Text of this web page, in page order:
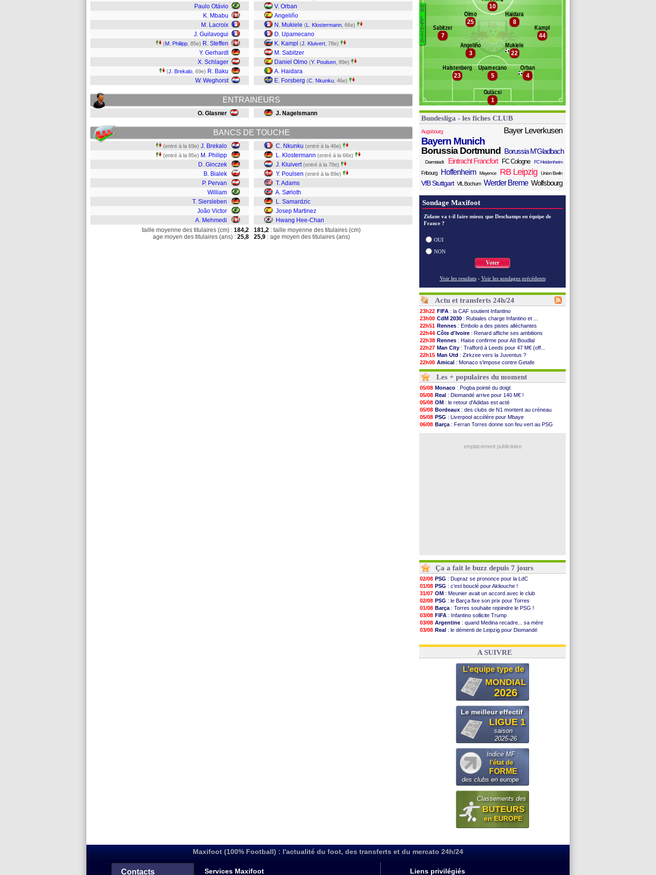
Paulo Otávio
K. Mbabu
M. Lacroix
J. Guilavogui
(M. Philipp , 85e) R. Steffen
Y. Gerhardt
X. Schlager
(J. Brekalo , 69e) R. Baku
W. Weghorst
V. Orban
Angeliño
N. Mukiele (L. Klostermann , 66e)
D. Upamecano
K. Kampl (J. Kluivert , 78e)
M. Sabitzer
Daniel Olmo (Y. Poulsen , 89e)
A. Haidara
E. Forsberg (C. Nkunku , 46e)
ENTRAINEURS
O. Glasner J. Nagelsmann
BANCS DE TOUCHE
(entré à la 69e) J. Brekalo
(entré à la 85e) M. Philipp
D. Ginczek
B. Bialek
P. Pervan
William
T. Siersleben
João Victor
A. Mehmedi
C. Nkunku (entré à la 46e)
L. Klostermann (entré à la 66e)
J. Kluivert (entré à la 78e)
Y. Poulsen (entré à la 89e)
T. Adams
A. Sørloth
L. Samardzic
Josep Martinez
Hwang Hee-Chan
taille moyenne des titulaires (cm) : 184,2
age moyen des titulaires (ans) : 25,8
181,2 : taille moyenne des titulaires (cm)
25,9 : age moyen des titulaires (ans)
Bialek
Brekalo
Banc des remplaçantsRB Leipzig
Josep Martinez
Samardzic
Adams
Poulsen
R
B
L
E
I
P
Z
I
G
1
Gulácsi
4
Orban
5
Upamecano
23
Halstenberg
22
Mukiele
3
Angeliño
44
Kampl
7
Sabitzer
8
Haidara
25
Olmo
10
Bundesliga - les fiches CLUB
Augsbourg Bayer Leverkusen
Bayern Munich
Borussia Dortmund Borussia M'Gladbach
Darmstadt Eintracht Francfort FC Cologne FC Heidenheim
Fribourg Hoffenheim Mayence RB Leipzig Union Berlin
VfB Stuttgart VfL Bochum Werder Breme Wolfsbourg
Sondage Maxifoot
Zidane va t-il faire mieux que Deschamps en équipe de
France ?
OUI
NON
Voter
Voir les resultats - Voir les sondages précédents
Actu et transferts 24h/24
23h22 FIFA : la CAF soutient Infantino
23h00 CdM 2030 : Rubiales charge Infantino et ...
22h51 Rennes : Embolo a des pistes alléchantes
22h44 Côte d'Ivoire : Renard affiche ses ambitions
22h38 Rennes : Haise confirme pour Aït Boudlal
22h27 Man City : Trafford à Leeds pour 47 M€ (off...
22h15 Man Utd : Zirkzee vers la Juventus ?
22h00 Amical : Monaco s'impose contre Getafe
21h48 Nantes: Der Zakarian et sa relation avec Kita
21h39
OM: le club prêt à libérer Kondogbia ?
21h26 Monaco: le message touchant d'Akliouche
21h05
FIFA: Tebas en remet une couche
20h47
FIFA : l'UEFA maintient la pression
20h30
PSG: Tebas encense Luis Enrique
20h18
Real: Vinicius jusqu'en 2032 (officiel)
20h04
Lyon: Mangala va rejoindre Getafe
19h47
OM: une offre refusée pour Aguerd
: Akliouche a signé (officiel)
Les + populaires du moment
05/08 Monaco : Pogba pointé du doigt
05/08 Real : Diomandé arrive pour 140 M€ !
05/08 OM : le retour d'Adidas est acté
05/08 Bordeaux : des clubs de N1 montent au créneau
05/08 PSG : Liverpool accélère pour Mbaye
06/08 Barça : Ferran Torres donne son feu vert au PSG
emplacement publicitaire
Ça a fait le buzz depuis 7 jours
02/08 PSG : Dupraz se prononce pour la LdC
01/08 PSG : c'est bouclé pour Akliouche !
31/07 OM : Meunier avait un accord avec le club
02/08 PSG : le Barça fixe son prix pour Torres
01/08 Barça : Torres souhaite rejoindre le PSG !
03/08 FIFA : Infantino sollicite Trump
03/08 Argentine : quand Medina recadre... sa mère
03/08 Real : le démenti de Leipzig pour Diomandé
31/07 FIFA: le conseiller d'Infantino démissionne !
A SUIVRE
L'equipe type de
MONDIAL
2026
Le meilleur effectif
LIGUE 1
saison
2025-26
Indice MF :
l'état de
FORME
des clubs en europe
Classements des
BUTEURS
en EUROPE
Maxifoot (100% Football) : l'actualité du foot, des transferts et du mercato 24h/24
Contacts Services Maxifoot Liens privilégiés